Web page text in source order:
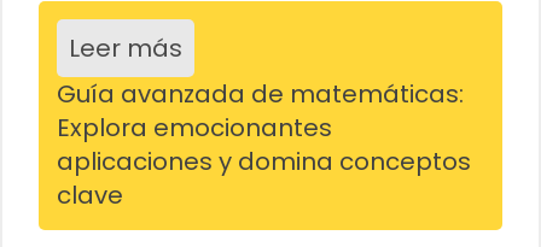
Leer más
Guía avanzada de matemáticas:
Explora emocionantes
aplicaciones y domina conceptos
clave